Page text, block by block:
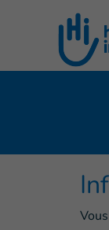
Goto main content